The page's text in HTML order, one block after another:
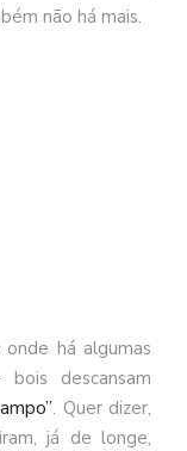
não há mais.
há algumas
bois descansam
. Quer dizer,
já de longe,